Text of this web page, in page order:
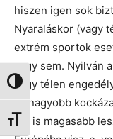
Nagy kontraszt
Betűméret váltása
hiszen igen sok
Nyaraláskor (vagy
extrém sportok
vagy sem. Nyilván
vagy télen
az nagyobb
ára is magasabb